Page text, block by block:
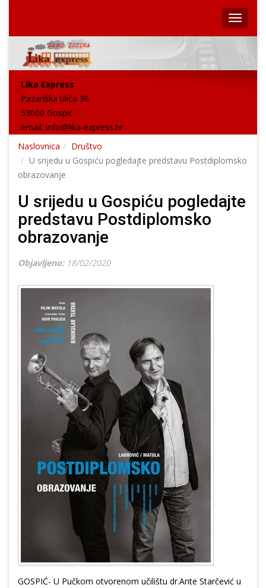
Lika Express
Pazariška ulica 36
53000 Gospić
email: info@lika-express.hr
Naslovnica
Društvo
U srijedu u Gospiću pogledajte predstavu Postdiplomsko
obrazovanje
U srijedu u Gospiću pogledajte
predstavu Postdiplomsko
obrazovanje
Objavljeno: 18/02/2020
GOSPIĆ- U Pučkom otvorenom učilištu dr.Ante Starčević u